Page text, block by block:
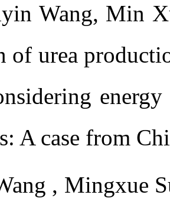
Wang, Min
of urea
A case from
, Mingxue